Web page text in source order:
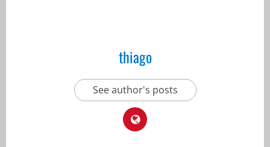
thiago
See author's posts